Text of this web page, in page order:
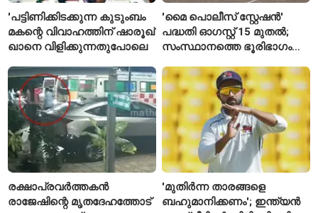
'പട്ടിണിക്കിടക്കുന്ന കുടുംബം
മകന്റെ വിവാഹത്തിന് ഷാരൂഖ്
ഖാനെ വിളിക്കുന്നതുപോലെ
'മൈ പൊലീസ് സ്റ്റേഷൻ'
പദ്ധതി ഓഗസ്റ്റ് 15 മുതൽ;
സംസ്ഥാനത്തെ ഭൂരിഭാഗം
എസ്‌ഐമാർക്ക്
രക്ഷാപ്രവർത്തകൻ
രാജേഷിന്റെ മൃതദേഹത്തോട്
'മുതിർന്ന താരങ്ങളെ
ബഹുമാനിക്കണം'; ഇന്ത്യൻ